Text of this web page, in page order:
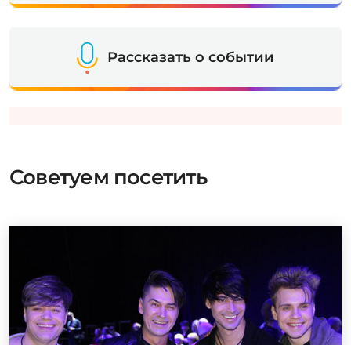
Рассказать о событии
Советуем посетить